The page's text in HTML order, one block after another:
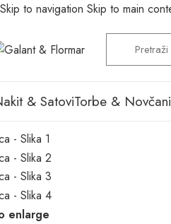
Skip to navigation Skip to main
& SatoviTorbe &
enlarge